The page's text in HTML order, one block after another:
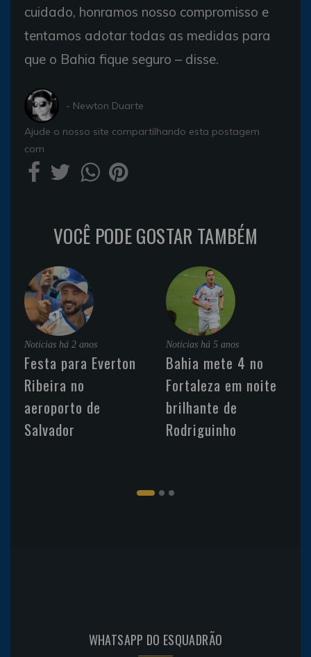
cuidado, honramos nosso compromisso e
tentamos adotar todas as medidas para
que o Bahia fique seguro – disse.
- Newton Duarte
Ajude o nosso site compartilhando esta postagem
com
VOCÊ PODE GOSTAR TAMBÉM
Noticias há 2 anos
Festa para Everton
Ribeira no
aeroporto de
Salvador
Noticias há 5 anos
Bahia mete 4 no
Fortaleza em noite
brilhante de
Rodriguinho
WHATSAPP DO ESQUADRÃO